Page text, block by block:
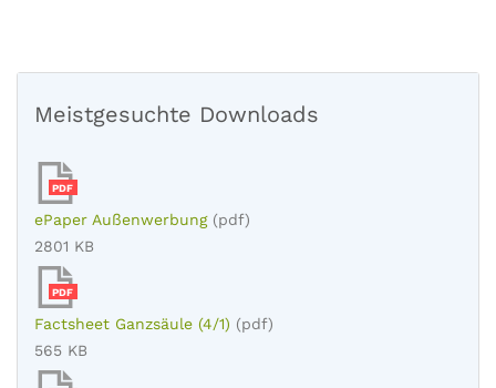
Meistgesuchte Downloads
PDF
ePaper Außenwerbung (pdf)
2801 KB
PDF
Factsheet Ganzsäule (4/1) (pdf)
565 KB